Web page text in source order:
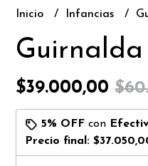
Inicio Infancias
$39.000,00
5% OFF con
Precio final: